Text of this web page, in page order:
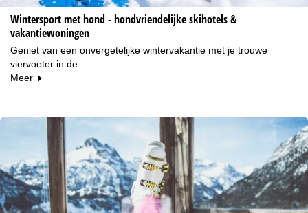
Wintersport met hond - hondvriendelijke skihotels &
vakantiewoningen
Geniet van een onvergetelijke wintervakantie met je trouwe
viervoeter in de …
Meer